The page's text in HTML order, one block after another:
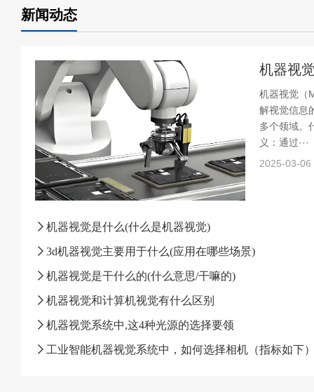
新闻动态
机器视
机器视觉（
解视觉信息
多个领域。
义：通过···
2025-03-06
机器视觉是什么(什么是机器视觉)
3d机器视觉主要用于什么(应用在哪些场景)
机器视觉是干什么的(什么意思/干嘛的)
机器视觉和计算机视觉有什么区别
机器视觉系统中,这4种光源的选择要领
工业智能机器视觉系统中，如何选择相机（指标如下